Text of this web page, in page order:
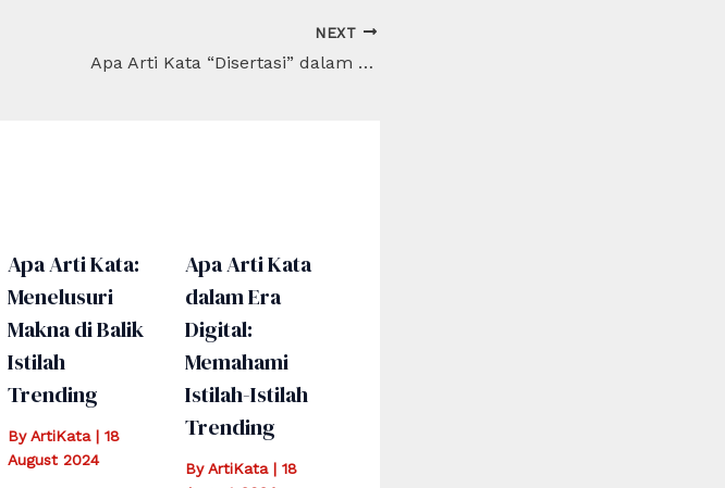
NEXT
Apa Arti Kata “Disertasi” dalam Dunia Akademis?
Apa Arti Kata:
Menelusuri
Makna di Balik
Istilah
Trending
ByArtiKata | 18
August 2024
Apa Arti Kata
dalam Era
Digital:
Memahami
Istilah-Istilah
Trending
ByArtiKata |18